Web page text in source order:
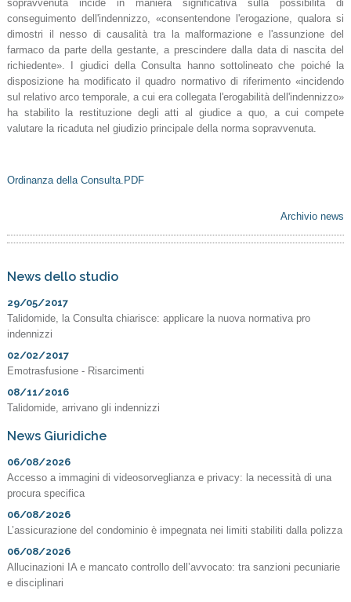
sopravvenuta incide in maniera significativa sulla possibilità di
conseguimento dell'indennizzo, «consentendone l'erogazione, qualora si
dimostri il nesso di causalità tra la malformazione e l'assunzione del
farmaco da parte della gestante, a prescindere dalla data di nascita del
richiedente». I giudici della Consulta hanno sottolineato che poiché la
disposizione ha modificato il quadro normativo di riferimento «incidendo
sul relativo arco temporale, a cui era collegata l'erogabilità dell'indennizzo»
ha stabilito la restituzione degli atti al giudice a quo, a cui compete
valutare la ricaduta nel giudizio principale della norma sopravvenuta.
Ordinanza della Consulta.PDF
Archivio news
News dello studio
29/05/2017
Talidomide, la Consulta chiarisce: applicare la nuova normativa pro
indennizzi
02/02/2017
Emotrasfusione - Risarcimenti
08/11/2016
Talidomide, arrivano gli indennizzi
News Giuridiche
06/08/2026
Accesso a immagini di videosorveglianza e privacy: la necessità di una
procura specifica
06/08/2026
L’assicurazione del condominio è impegnata nei limiti stabiliti dalla polizza
06/08/2026
Allucinazioni IA e mancato controllo dell’avvocato: tra sanzioni pecuniarie
e disciplinari